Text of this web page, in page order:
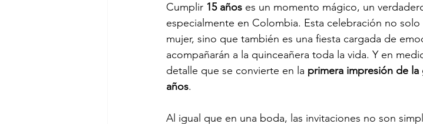
Cumplir 15 años es un momento mágico, un
especialmente en Colombia. Esta celebración no
mujer, sino que también es una fiesta cargada de
acompañarán a la quinceañera toda la vida. Y en
detalle que se convierte en la primera impresión de la
años.
Al igual que en una boda, las invitaciones no son